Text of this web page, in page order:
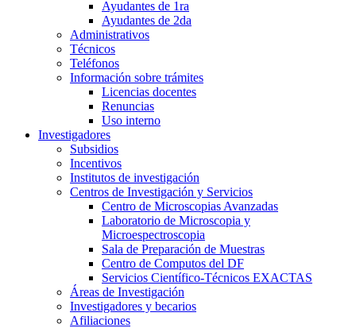
Ayudantes de 1ra
Ayudantes de 2da
Administrativos
Técnicos
Teléfonos
Información sobre trámites
Licencias docentes
Renuncias
Uso interno
Investigadores
Subsidios
Incentivos
Institutos de investigación
Centros de Investigación y Servicios
Centro de Microscopias Avanzadas
Laboratorio de Microscopia y
Microespectroscopia
Sala de Preparación de Muestras
Centro de Computos del DF
Servicios Científico-Técnicos EXACTAS
Áreas de Investigación
Investigadores y becarios
Afiliaciones